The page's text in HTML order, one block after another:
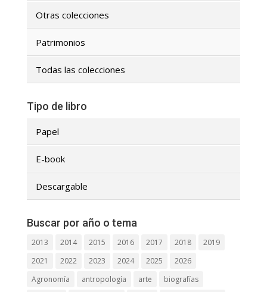
Otras colecciones
Patrimonios
Todas las colecciones
Tipo de libro
Papel
E-book
Descargable
Buscar por año o tema
2013 2014 2015 2016 2017 2018
2019
2021
2022 2023 2024 2025
2026
Agronomía
antropología arte
biografías